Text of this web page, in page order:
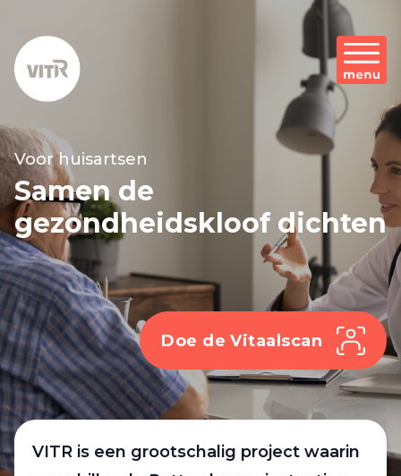
Voor huisartsen
Samen de
gezondheidskloof dichten
Doe de Vitaalscan
VITR is een grootschalig project waarin